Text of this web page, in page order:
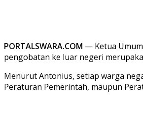
PORTALSWARA.COM — Ketua
pengobatan ke luar negeri
Menurut Antonius, setiap warga
Peraturan Pemerintah, maupun